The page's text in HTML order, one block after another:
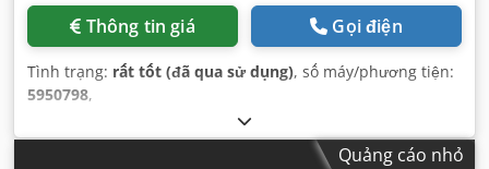
Thông tin giá Gọi điện
Tình trạng: rất tốt (đã qua sử dụng), số máy/phương tiện:
5950798,
Quảng cáo nhỏ